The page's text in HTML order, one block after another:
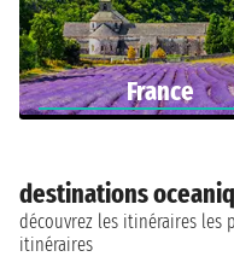
France
destinations
découvrez les itinéraires les
itinéraires